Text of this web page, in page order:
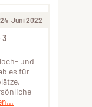
24. Juni 2022
3
und
es für